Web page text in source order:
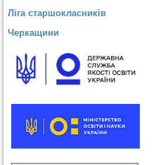
Ліга старшокласників
Черкащини